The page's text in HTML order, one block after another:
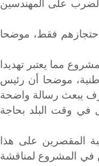
فقط، موضحا
مما يعتبر تهديدا
موضحا أن رئيس
يبعث رسالة واضحة
في وقت البلد بحاجة
المقصرين على هذا
في المشروع لمناقشة